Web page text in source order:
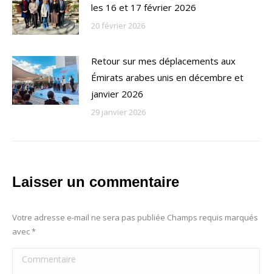
les 16 et 17 février 2026
20 février 2026
Retour sur mes déplacements aux
Émirats arabes unis en décembre et
janvier 2026
29 janvier 2026
Laisser un commentaire
Votre adresse e-mail ne sera pas publiée Champs requis marqués
avec*
Commentaire